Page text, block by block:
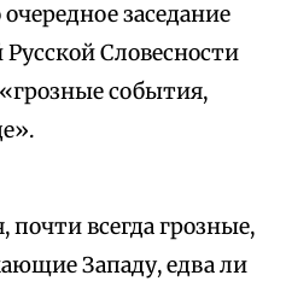
заседание
Словесности
события,
всегда грозные,
Западу, едва ли